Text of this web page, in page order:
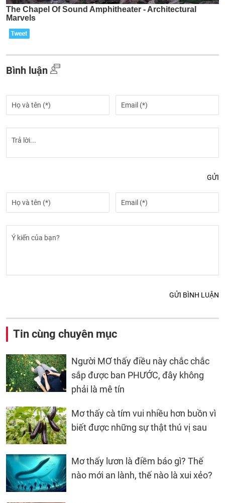
Bình luận
GỬI
GỬI BÌNH LUẬN
Tin cùng chuyên mục
Người MƠ thấy điều này chắc chắc
sắp được ban PHƯỚC, đây không
phải là mê tín
Mơ thấy cà tím vui nhiều hơn buồn vì
biết được những sự thật thú vị sau
Mơ thấy lươn là điềm báo gì? Thế
nào mới an lành, thế nào là xui xẻo?